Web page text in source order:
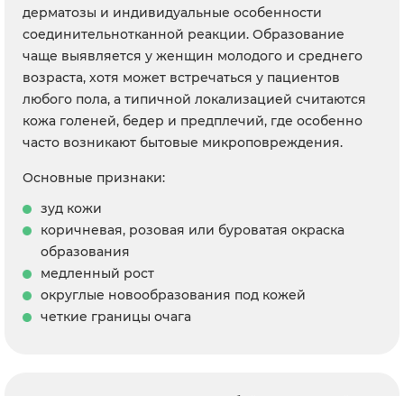
дерматозы и индивидуальные особенности
соединительнотканной реакции. Образование
чаще выявляется у женщин молодого и среднего
возраста, хотя может встречаться у пациентов
любого пола, а типичной локализацией считаются
кожа голеней, бедер и предплечий, где особенно
часто возникают бытовые микроповреждения.
Основные признаки:
зуд кожи
коричневая, розовая или буроватая окраска
образования
медленный рост
округлые новообразования под кожей
четкие границы очага